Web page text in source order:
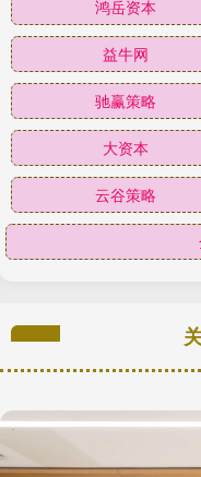
鸿岳资本
益牛网
驰赢策略
大资本
云谷策略